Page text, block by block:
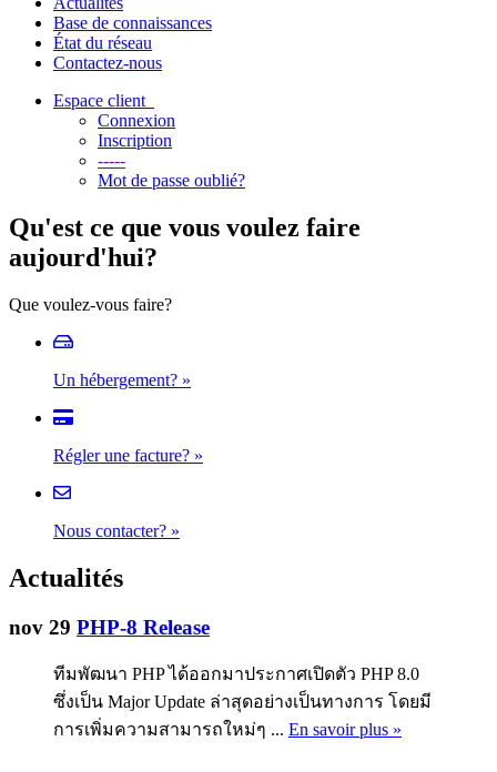
Base de connaissances
État du réseau
Contactez-nous
Espace client
Connexion
Inscription
-----
Mot de passe oublié?
Qu'est ce que vous voulez faire
aujourd'hui?
Que voulez-vous faire?
Un hébergement? »
Régler une facture? »
Nous contacter? »
Actualités
nov 29 PHP-8 Release
ทีมพัฒนา PHP ได้ออกมาประกาศเปิดตัว PHP 8.0
ซึ่งเป็น Major Update ล่าสุดอย่างเป็นทางการ โดยมี
การเพิ่มความสามารถใหม่ๆ ... En savoir plus »